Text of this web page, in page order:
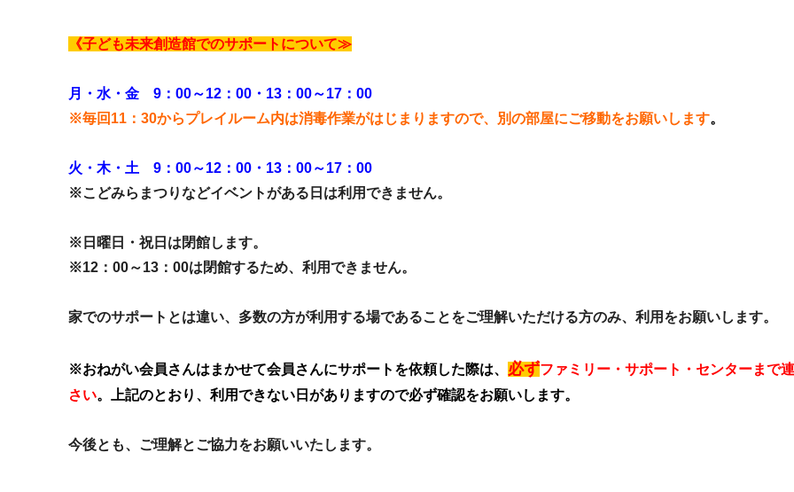
《子ども未来創造館でのサポートについて≫
月・水・金 9：00～12：00・13：00～17：00
※毎回11：30からプレイルーム内は消毒作業がはじまりますので、別の部屋にご移動をお願いします。
火・木・土 9：00～12：00・13：00～17：00
※こどみらまつりなどイベントがある日は利用できません。
※日曜日・祝日は閉館します。
※12：00～13：00は閉館するため、利用できません。
家でのサポートとは違い、多数の方が利用する場であることをご理解いただける方のみ、利用をお願いします。
※おねがい会員さんはまかせて会員さんにサポートを依頼した際は、 必ずファミリー・サポート・センターまで
さい。上記のとおり、利用できない日がありますので必ず確認をお願いします。
今後とも、ご理解とご協力をお願いいたします。